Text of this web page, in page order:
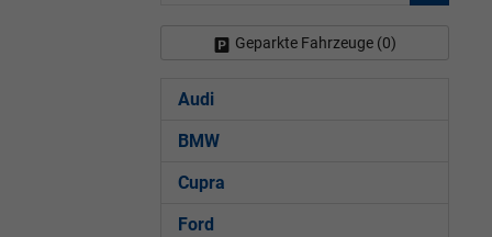
Geparkte Fahrzeuge (0)
Audi
BMW
Cupra
Ford